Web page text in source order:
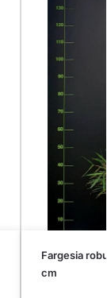
Fargesia
cm